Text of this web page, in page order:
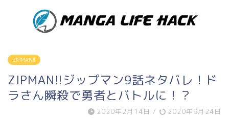
ZIPMAN!!
ZIPMAN!!ジップマン9話ネタバレ！ド
ラさん瞬殺で勇者とバトルに！？
2020年2月14日 / 2020年9月24日